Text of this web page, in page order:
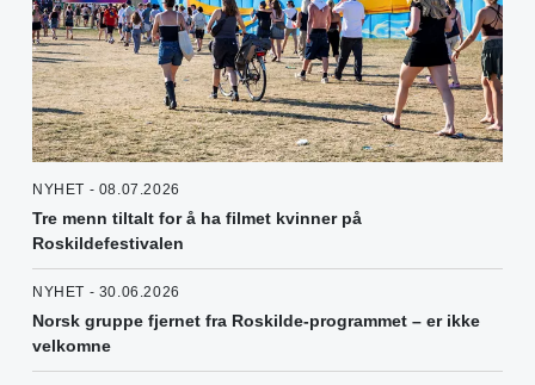
NYHET - 08.07.2026
Tre menn tiltalt for å ha filmet kvinner på
Roskildefestivalen
NYHET - 30.06.2026
Norsk gruppe fjernet fra Roskilde-programmet – er ikke
velkomne